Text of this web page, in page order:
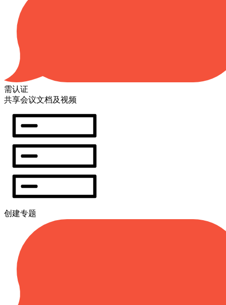
需认证
共享会议文档及视频
创建专题